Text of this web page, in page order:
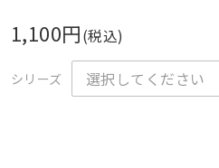
1,100円(税込)
シリーズ